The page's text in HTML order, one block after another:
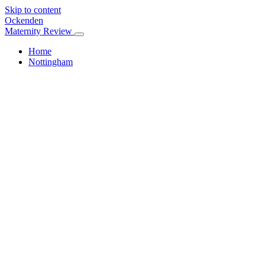
Skip to content
Ockenden
Maternity Review
Home
Nottingham